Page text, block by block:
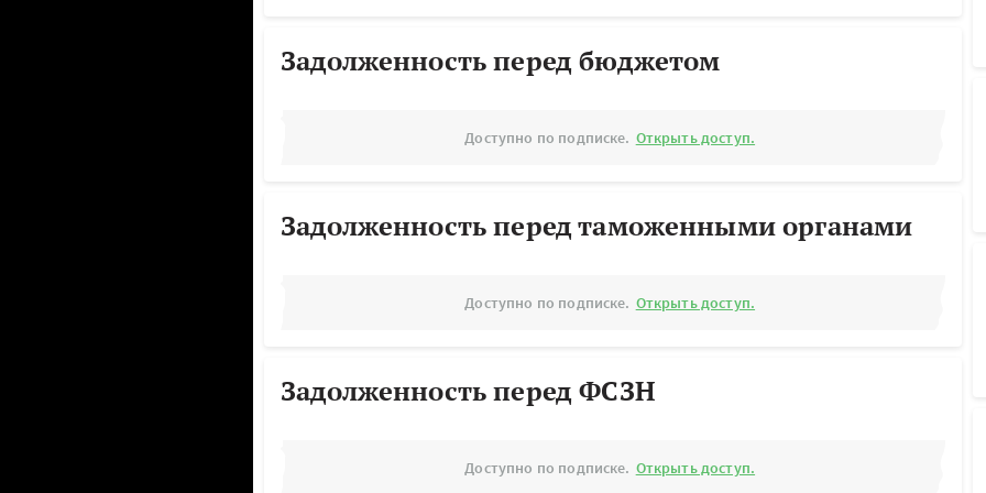
Задолженность перед бюджетом
Доступно по подписке. Открыть доступ.
Задолженность перед таможенными органами
Доступно по подписке. Открыть доступ.
Задолженность перед ФСЗН
Доступно по подписке. Открыть доступ.